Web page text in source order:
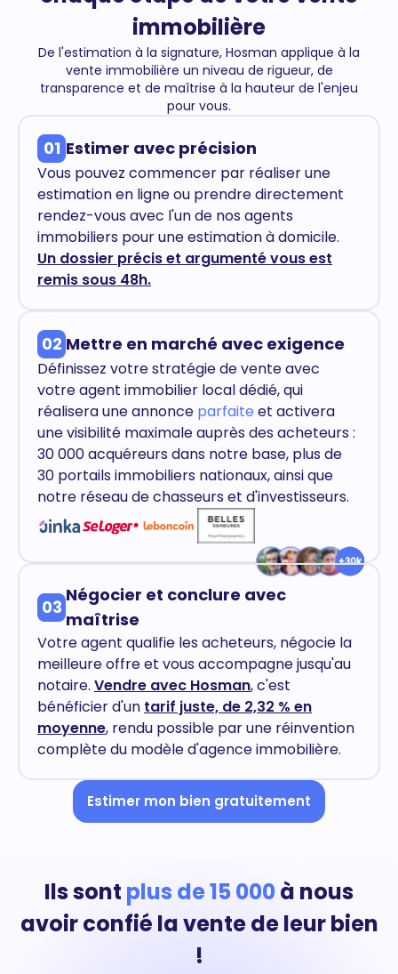
immobilière
De l'estimation à la signature, Hosman applique à la
vente immobilière un niveau de rigueur, de
transparence et de maîtrise à la hauteur de l'enjeu
pour vous.
01 Estimer avec précision
Vous pouvez commencer par réaliser une
estimation en ligne ou prendre directement
rendez-vous avec l'un de nos agents
immobiliers pour une estimation à domicile.
Un dossier précis et argumenté vous est
remis sous 48h.
02 Mettre en marché avec exigence
Définissez votre stratégie de vente avec
votre agent immobilier local dédié, qui
réalisera une annonce parfaite et activera
une visibilité maximale auprès des acheteurs :
30 000 acquéreurs dans notre base, plus de
30 portails immobiliers nationaux, ainsi que
notre réseau de chasseurs et d'investisseurs.
03
Négocier et conclure avec
maîtrise
Votre agent qualifie les acheteurs, négocie la
meilleure offre et vous accompagne jusqu'au
notaire. Vendre avec Hosman, c'est
bénéficier d'un tarif juste, de 2,32 % en
moyenne, rendu possible par une réinvention
complète du modèle d'agence immobilière.
Estimer mon bien gratuitement
Ils sont plus de 15 000à nous
avoir confié la vente de leur bien
!